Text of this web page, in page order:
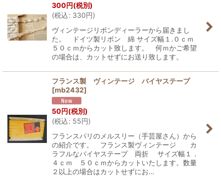
300円(税別)
(税込: 330円)
ヴィンテージリボンディーラーから届きまし
た。 ドイツ製リボン 綿 サイズ幅１.０ｃｍ
５０ｃｍからカット致します。 何ｍかご希望
の場合は、カットせずにお送り致します。
フランス製 ヴィンテージ バイヤステープ
[mb2432]
50円(税別)
(税込: 55円)
フランスパリのメルスリー（手芸屋さん）から
の紹介です。 フランス製ヴィンテージ カ
ラフルなバイヤステープ 両折 サイズ幅１．
４ｃｍ ５０ｃｍからカットいたします。数量
２以上の場合はカットせずにお…